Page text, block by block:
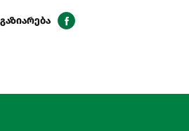
გაზიარება